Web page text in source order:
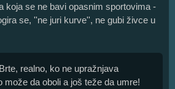
koja se ne bavi opasnim sportovima -
se, ''ne juri kurve'', ne gubi živce u
realno, ko ne upražnjava
može da oboli a još teže da umre!